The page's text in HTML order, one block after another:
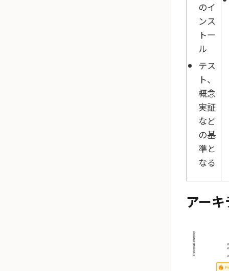
のイ
ンス
トー
ル
テス
ト、
概念
実証
など
の基
準と
なる
アー